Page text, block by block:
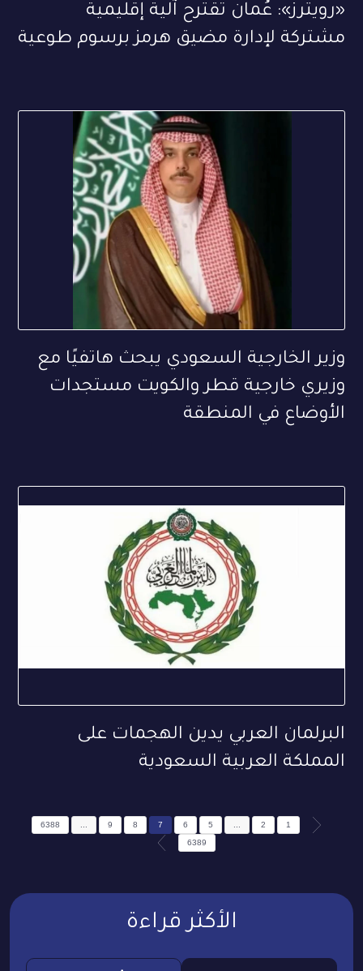
«رويترز»: عُمان تقترح آلية إقليمية
مشتركة لإدارة مضيق هرمز برسوم طوعية
وزير الخارجية السعودي يبحث هاتفيًا مع
وزيري خارجية قطر والكويت مستجدات
الأوضاع في المنطقة
البرلمان العربي يدين الهجمات على
المملكة العربية السعودية
1
2
5
6
7
8
9
6388
6389
الأكثر قراءة